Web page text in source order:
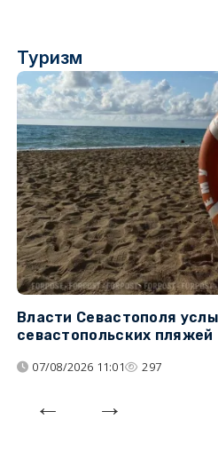
Туризм
Власти Севастополя
севастопольских пляжей
07/08/2026 11:01 297